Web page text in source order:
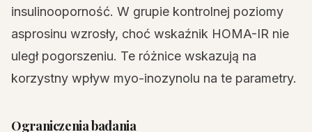
insulinooporność. W grupie kontrolnej poziomy
asprosinu wzrosły, choć wskaźnik HOMA-IR nie
uległ pogorszeniu. Te różnice wskazują na
korzystny wpływ myo-inozynolu na te parametry.
Ograniczenia badania